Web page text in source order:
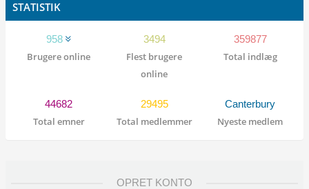
STATISTIK
958
Brugere online
3494
Flest brugere
online
359877
Total indlæg
44682
Total emner
29495
Total medlemmer
Canterbury
Nyeste medlem
OPRET KONTO